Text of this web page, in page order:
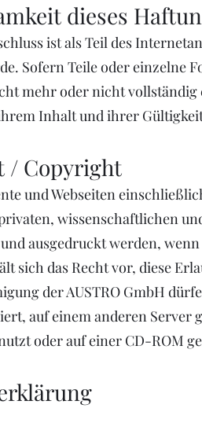
dieses
ist als Teil des
Sofern Teile oder einzelne
mehr oder nicht
Inhalt und ihrer
/ Copyright
und Webseiten
wissenschaftlichen
ausgedruckt werden,
sich das Recht vor, diese
der AUSTRO GmbH
auf einem anderen Server
oder auf einer CD-ROM